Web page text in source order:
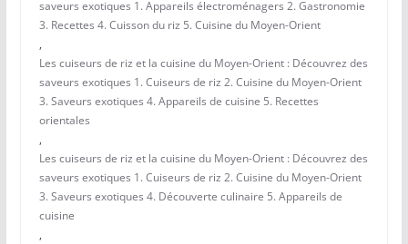
saveurs exotiques 1. Appareils électroménagers 2. Gastronomie
3. Recettes 4. Cuisson du riz 5. Cuisine du Moyen-Orient
,
Les cuiseurs de riz et la cuisine du Moyen-Orient : Découvrez des
saveurs exotiques 1. Cuiseurs de riz 2. Cuisine du Moyen-Orient
3. Saveurs exotiques 4. Appareils de cuisine 5. Recettes
orientales
,
Les cuiseurs de riz et la cuisine du Moyen-Orient : Découvrez des
saveurs exotiques 1. Cuiseurs de riz 2. Cuisine du Moyen-Orient
3. Saveurs exotiques 4. Découverte culinaire 5. Appareils de
cuisine
,